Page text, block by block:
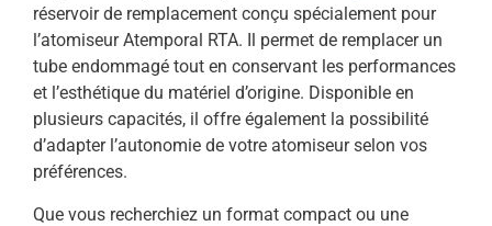
réservoir de remplacement conçu spécialement pour
l’atomiseur Atemporal RTA. Il permet de remplacer un
tube endommagé tout en conservant les performances
et l’esthétique du matériel d’origine. Disponible en
plusieurs capacités, il offre également la possibilité
d’adapter l’autonomie de votre atomiseur selon vos
préférences.
Que vous recherchiez un format compact ou une